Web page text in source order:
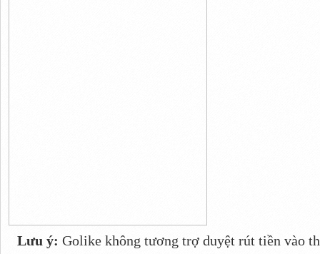
Lưu ý: Golike không tương trợ duyệt rút tiền vào